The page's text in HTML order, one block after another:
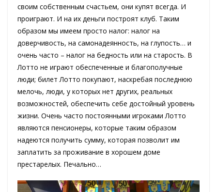
своим собственным счастьем, они купят всегда. И
проиграют. И на их деньги построят клуб. Таким
образом мы имеем просто налог: налог на
доверчивость, на самонадеянность, на глупость… и
очень часто – налог на бедность или на старость. В
Лотто не играют обеспеченные и благополучные
люди; билет Лотто покупают, наскребая последнюю
мелочь, люди, у которых нет других, реальных
возможностей, обеспечить себе достойный уровень
жизни. Очень часто постоянными игроками Лотто
являются пенсионеры, которые таким образом
надеются получить сумму, которая позволит им
заплатить за проживание в хорошем доме
престарелых. Печально…